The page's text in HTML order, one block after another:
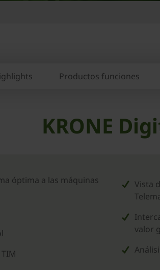
Productos funciones
KRONE
óptima a las máquinas
Vista
valor